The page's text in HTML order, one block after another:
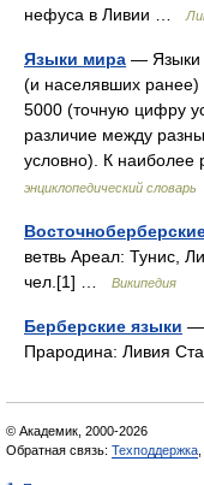
нефуса в Ливии …
Языки мира — Языки
(и населявших
5000 (точную цифру
различие между
условно). К
энциклопедический словарь
ветвь Ареал: Тунис,
чел.[1] …
Википедия
Берберские языки —
Прародина: Ливия
© Академик, 2000-2026
Обратная связь: Техподдержка